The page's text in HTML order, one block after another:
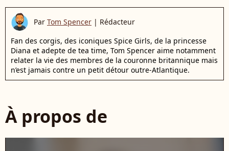
Par Tom Spencer | Rédacteur
Fan des corgis, des iconiques Spice Girls, de la princesse
Diana et adepte de tea time, Tom Spencer aime notamment
relater la vie des membres de la couronne britannique mais
n’est jamais contre un petit détour outre-Atlantique.
À propos de